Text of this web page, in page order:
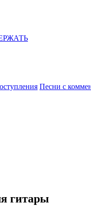
Песни с
гитары